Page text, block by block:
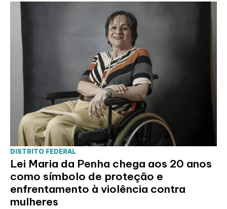
DISTRITO FEDERAL
Lei Maria da Penha chega aos 20 anos
como símbolo de proteção e
enfrentamento à violência contra
mulheres